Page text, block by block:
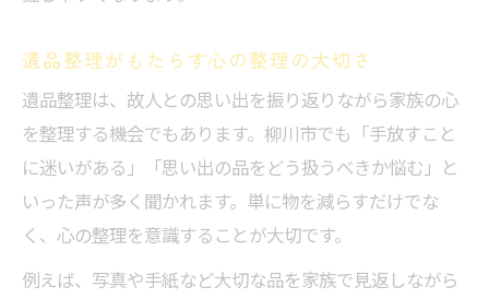
遺品整理がもたらす心の整理の大切さ
遺品整理は、故人との思い出を振り返りながら家族の心
を整理する機会でもあります。柳川市でも「手放すこと
に迷いがある」「思い出の品をどう扱うべきか悩む」と
いった声が多く聞かれます。単に物を減らすだけでな
く、心の整理を意識することが大切です。
例えば、写真や手紙など大切な品を家族で見返しながら